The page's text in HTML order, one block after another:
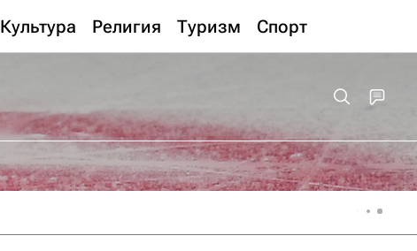
Культура Религия Туризм Спорт